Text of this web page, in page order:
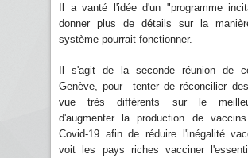
Il a vanté l'idée d'un "programme
donner plus de détails sur la
système pourrait fonctionner.
Il s'agit de la seconde réunion de
Genève, pour tenter de réconcilier
vue très différents sur le
d'augmenter la production de
Covid-19 afin de réduire l'inégalité
voit les pays riches vacciner